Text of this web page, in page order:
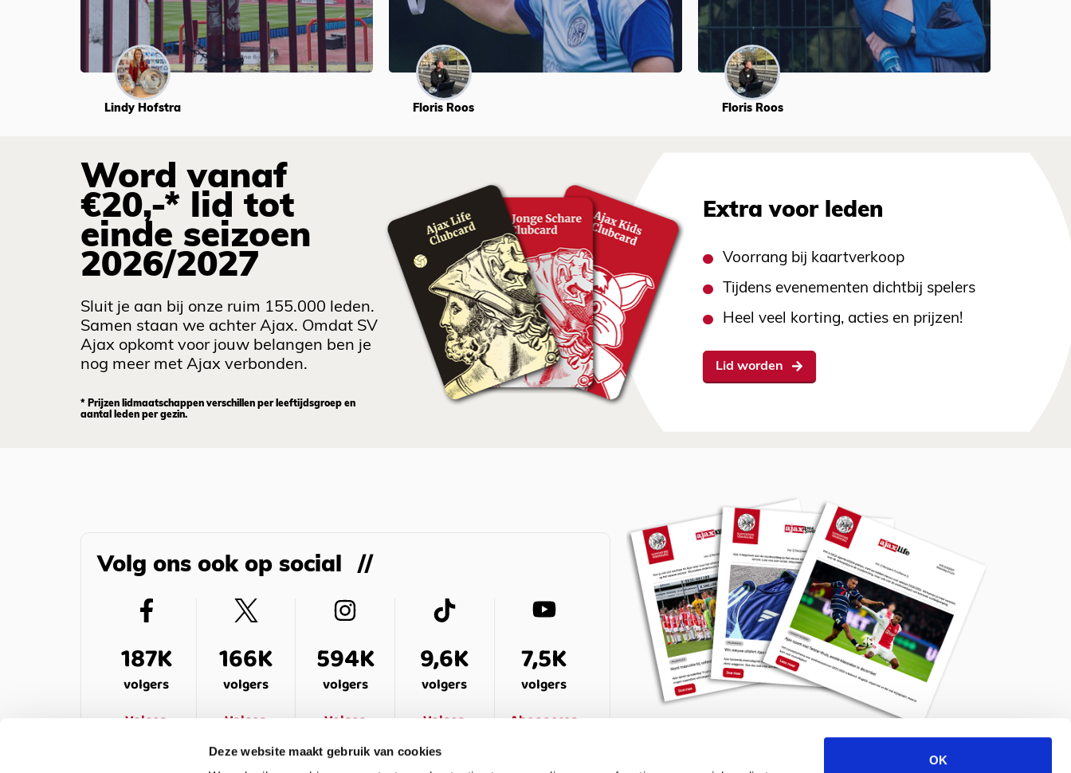
Deze website maakt gebruik van cookies
OK
Lindy Hofstra Floris Roos Floris Roos
Word vanaf
€20,-* lid tot
einde seizoen
2026/2027
Sluit je aan bij onze ruim 155.000 leden.
Samen staan we achter Ajax. Omdat SV
Ajax opkomt voor jouw belangen ben je
nog meer met Ajax verbonden.
* Prijzen lidmaatschappen verschillen per leeftijdsgroep en
aantal leden per gezin.
Extra voor leden
Voorrang bij kaartverkoop
Tijdens evenementen dichtbij spelers
Heel veel korting, acties en prijzen!
Lid worden
Volg ons ook op social
187K
volgers
Volgen
166K
volgers
Volgen
594K
volgers
Volgen
9,6K
volgers
Volgen
7,5K
volgers
Abonneren
Meld je aan voor de nieuwsbrief